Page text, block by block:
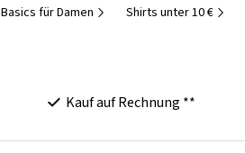
Basics für Damen Shirts unter 10 €
Kauf auf Rechnung **